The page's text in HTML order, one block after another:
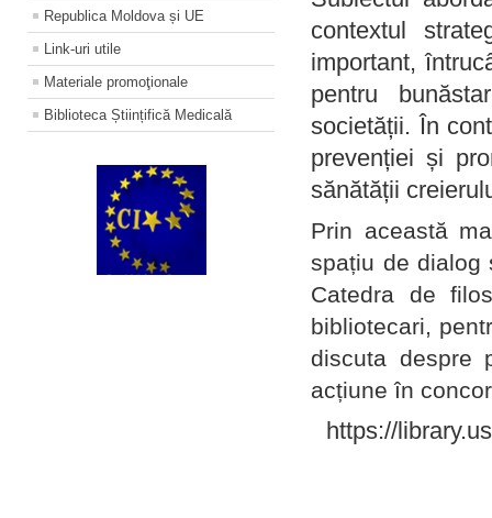
Republica Moldova și UE
Link-uri utile
Materiale promoţionale
Biblioteca Științifică Medicală
contextul
important,
pentru
societății. În
prevenției și
sănătății
Prin această
spațiu de dialog
Catedra de
bibliotecari,
discuta despre
acțiune în
https://